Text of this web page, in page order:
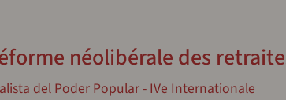
néolibérale des
del Poder Popular - IVe Internationale